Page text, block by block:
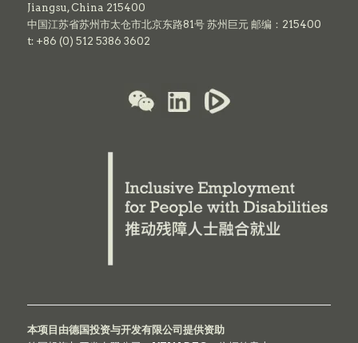
Jiangsu, China 215400
中国江苏省苏州市太仓市北京东路81号 苏州巨元 邮编：215400
t: +86 (0) 512 5386 3602
本项目由德国投资与开发有限公司提供资助